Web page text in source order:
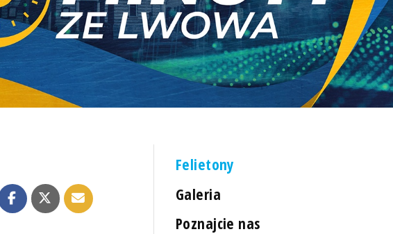
Felietony
Galeria
Poznajcie nas